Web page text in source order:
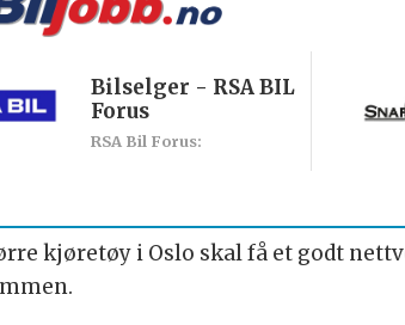
RSA Bil Forus:
Bilselger - RSA BIL
Forus
kjøretøy i Oslo skal få et godt